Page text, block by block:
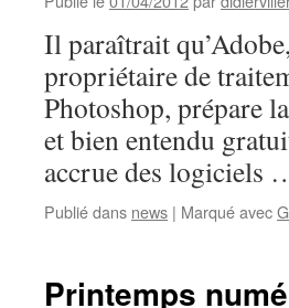
à
Charleroi
:
Traiter
ses
photos
avec
logiciels
Il paraîtrait
propriétaire de
Photoshop, prépare
et bien entendu
accrue des logiciels
Publié dans news | Marqué avec
Printemps